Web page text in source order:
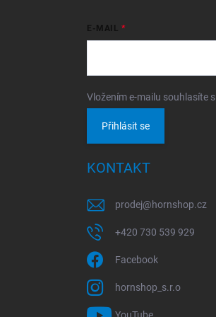
E-MAIL
Vložením e-mailu souhlasíte s
Přihlásit se
KONTAKT
prodej@hornshop.cz
+420 730 539 929
Facebook
hornshop_s.r.o